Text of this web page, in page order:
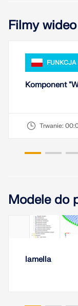
Filmy wideo
FUNKCJA
Komponent
Trwanie:
Modele do
lamella